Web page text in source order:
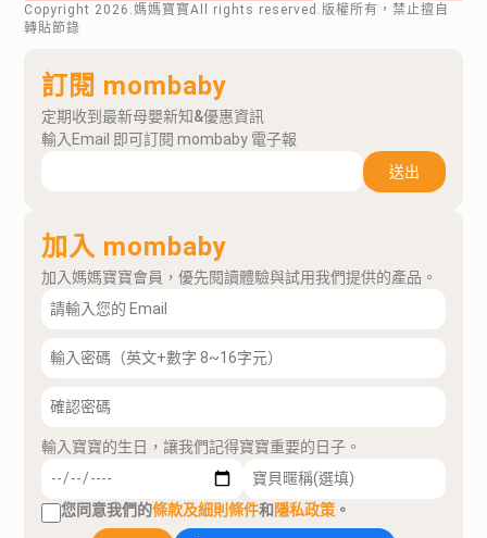
Copyright 2026 .媽媽寶寶All rights reserved.版權所有，禁止擅自
轉貼節錄
訂閱 mombaby
定期收到最新母嬰新知&優惠資訊
輸入Email 即可訂閱 mombaby 電子報
送出
加入 mombaby
加入媽媽寶寶會員，優先閱讀體驗與試用我們提供的產品。
輸入寶寶的生日，讓我們記得寶寶重要的日子。
您同意我們的條款及細則條件和隱私政策 。